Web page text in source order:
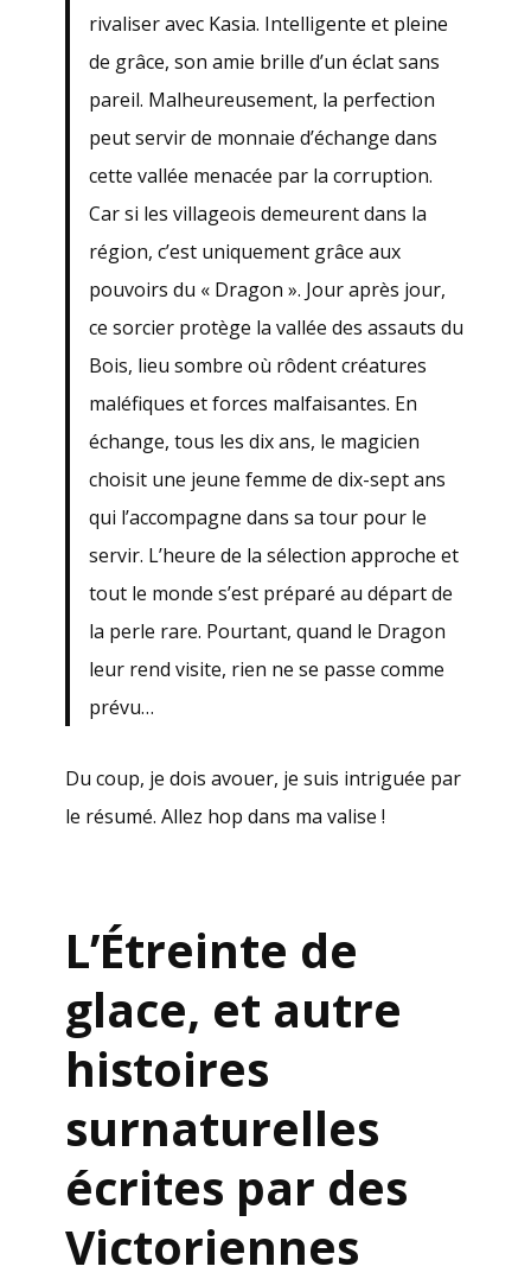
rivaliser avec Kasia. Intelligente et pleine
de grâce, son amie brille d’un éclat sans
pareil. Malheureusement, la perfection
peut servir de monnaie d’échange dans
cette vallée menacée par la corruption.
Car si les villageois demeurent dans la
région, c’est uniquement grâce aux
pouvoirs du « Dragon ». Jour après jour,
ce sorcier protège la vallée des assauts du
Bois, lieu sombre où rôdent créatures
maléfiques et forces malfaisantes. En
échange, tous les dix ans, le magicien
choisit une jeune femme de dix-sept ans
qui l’accompagne dans sa tour pour le
servir. L’heure de la sélection approche et
tout le monde s’est préparé au départ de
la perle rare. Pourtant, quand le Dragon
leur rend visite, rien ne se passe comme
prévu…
Du coup, je dois avouer, je suis intriguée par
le résumé. Allez hop dans ma valise !
L’Étreinte de
glace, et autre
histoires
surnaturelles
écrites par des
Victoriennes